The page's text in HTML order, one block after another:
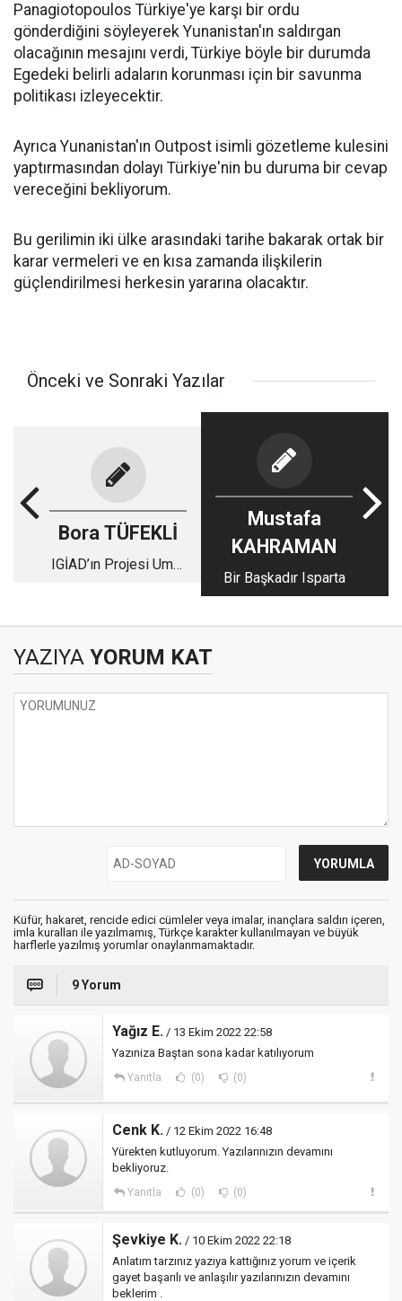
Panagiotopoulos Türkiye'ye karşı bir ordu
gönderdiğini söyleyerek Yunanistan'ın saldırgan
olacağının mesajını verdi, Türkiye böyle bir durumda
Egedeki belirli adaların korunması için bir savunma
politikası izleyecektir.
Ayrıca Yunanistan'ın Outpost isimli gözetleme kulesini
yaptırmasından dolayı Türkiye'nin bu duruma bir cevap
vereceğini bekliyorum.
Bu gerilimin iki ülke arasındaki tarihe bakarak ortak bir
karar vermeleri ve en kısa zamanda ilişkilerin
güçlendirilmesi herkesin yararına olacaktır.
Önceki ve Sonraki Yazılar
Bora TÜFEKLİ
IGİAD’ın Projesi Umut
Mustafa
KAHRAMAN
Bir Başkadır Isparta
YAZIYA YORUM KAT
Küfür, hakaret, rencide edici cümleler veya imalar, inançlara saldırı içeren,
imla kuralları ile yazılmamış, Türkçe karakter kullanılmayan ve büyük
harflerle yazılmış yorumlar onaylanmamaktadır.
9 Yorum
Yağız E. / 13 Ekim 2022 22:58
Yazıniza Baştan sona kadar katılıyorum
Yanıtla (0) (0)
Cenk K. / 12 Ekim 2022 16:48
Yürekten kutluyorum. Yazılarınızın devamını
bekliyoruz.
Yanıtla (0) (0)
Şevkiye K. / 10 Ekim 2022 22:18
Anlatım tarzınız yazıya kattığınız yorum ve içerik
gayet başarılı ve anlaşılır yazılarınızın devamını
beklerim .